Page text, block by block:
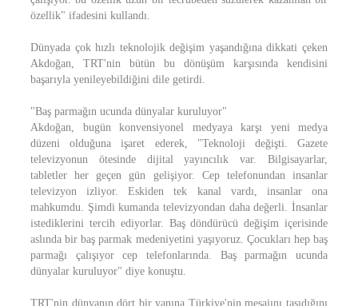
özellik" ifadesini kullandı.
Dünyada çok hızlı teknolojik değişim yaşandığına dikkati çeken
Akdoğan, TRT'nin bütün bu dönüşüm karşısında kendisini
başarıyla yenileyebildiğini dile getirdi.
"Baş parmağın ucunda dünyalar kuruluyor"
Akdoğan, bugün konvensiyonel medyaya karşı yeni medya
düzeni olduğuna işaret ederek, "Teknoloji değişti. Gazete
televizyonun ötesinde dijital yayıncılık var. Bilgisayarlar,
tabletler her geçen gün gelişiyor. Cep telefonundan insanlar
televizyon izliyor. Eskiden tek kanal vardı, insanlar ona
mahkumdu. Şimdi kumanda televizyondan daha değerli. İnsanlar
istediklerini tercih ediyorlar. Baş döndürücü değişim içerisinde
aslında bir baş parmak medeniyetini yaşıyoruz. Çocukları hep baş
parmağı çalışıyor cep telefonlarında. Baş parmağın ucunda
dünyalar kuruluyor" diye konuştu.
TRT'nin dünyanın dört bir yanına Türkiye'nin mesajını taşıdığını